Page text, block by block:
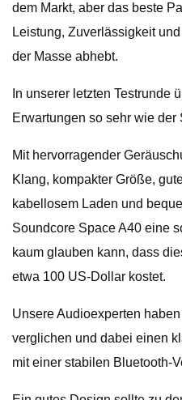
dem Markt, aber das beste
Leistung, Zuverlässigkeit
der Masse abhebt.
In unserer letzten Testrunde
Erwartungen so sehr wie der
Mit hervorragender
Klang, kompakter Größe,
kabellosem Laden und
Soundcore Space A40 eine
kaum glauben kann, dass
etwa 100 US-Dollar kostet.
Unsere Audioexperten
verglichen und dabei einen
mit einer stabilen Bluetooth-